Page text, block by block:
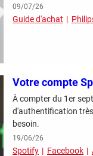
09/07/26
Guide d'achat
Votre compte
À compter du 1er
d'authentification très
besoin.
19/06/26
Spotify Facebook